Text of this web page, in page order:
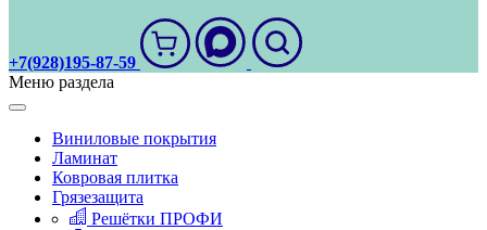
+7(928)195-87-59
Меню раздела
Виниловые покрытия
Ламинат
Ковровая плитка
Грязезащита
Решётки ПРОФИ